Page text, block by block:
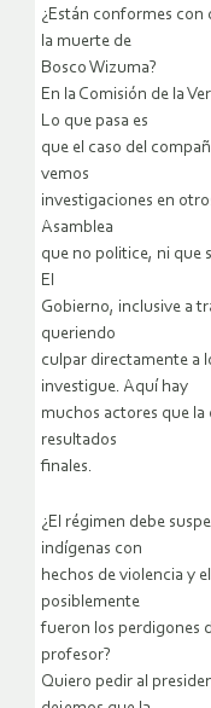
¿Están conformes con
la muerte de
Bosco Wizuma?
En la Comisión de la
Lo que pasa es
que el caso del
vemos
investigaciones en
Asamblea
que no politice, ni que
El
Gobierno, inclusive a
queriendo
culpar directamente a
investigue. Aquí hay
muchos actores que
resultados
finales.
¿El régimen debe
indígenas con
hechos de violencia y
posiblemente
fueron los perdigones
profesor?
Quiero pedir al